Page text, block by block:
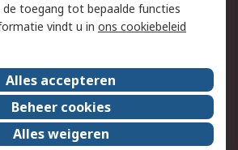
Over ons
Werken bij RS
toegang tot bepaalde functies
vindt u in ons cookiebeleid
Alles accepteren
Beheer cookies
Alles weigeren